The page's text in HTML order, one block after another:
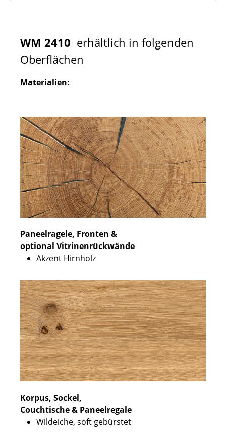
WM 2410 erhältlich in folgenden
Oberflächen
Materialien:
Paneelragele, Fronten &
optional Vitrinenrückwände
Akzent Hirnholz
Korpus, Sockel,
Couchtische & Paneelregale
Wildeiche, soft gebürstet